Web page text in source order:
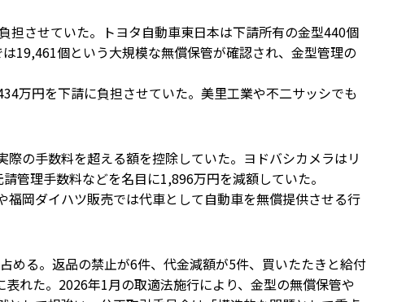
させていた。トヨタ自動車東日本は下請所有の金型440個
19,461個という大規模な無償保管が確認され、金型管理の
万円を下請に負担させていた。美里工業や不二サッシでも
の手数料を超える額を控除していた。ヨドバシカメラはリ
管理手数料などを名目に1,896万円を減額していた。
岡ダイハツ販売では代車として自動車を無償提供させる行
める。返品の禁止が6件、代金減額が5件、買いたたきと給付
れた。2026年1月の取適法施行により、金型の無償保管や